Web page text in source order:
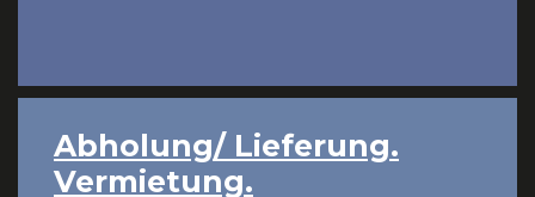
Abholung/ Lieferung.
Vermietung.